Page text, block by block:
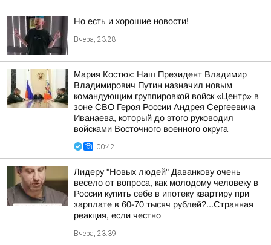
Но есть и хорошие новости!
Вчера, 23:28
Мария Костюк: Наш Президент Владимир
Владимирович Путин назначил новым
командующим группировкой войск «Центр» в
зоне СВО Героя России Андрея Сергеевича
Иванаева, который до этого руководил
войсками Восточного военного округа
00:42
Лидеру "Новых людей" Даванкову очень
весело от вопроса, как молодому человеку в
России купить себе в ипотеку квартиру при
зарплате в 60-70 тысяч рублей?...Странная
реакция, если честно
Вчера, 23:39